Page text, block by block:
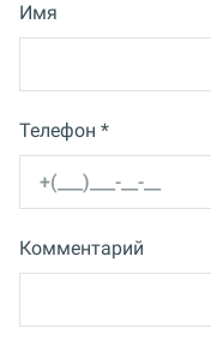
Имя
Телефон *
Комментарий